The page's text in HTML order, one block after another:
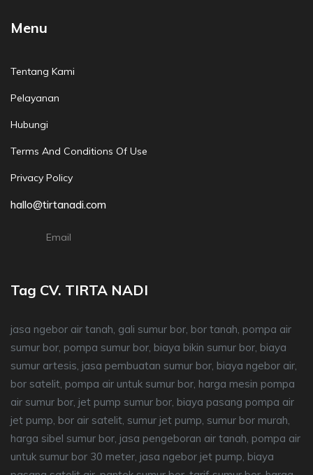
Menu
Tentang Kami
Pelayanan
Hubungi
Terms And Conditions Of Use
Privacy Policy
hallo@tirtanadi.com
Email
Tag CV. TIRTA NADI
jasa ngebor air tanah, gali sumur bor, bor tanah, pompa air
sumur bor, pompa sumur bor, biaya bikin sumur bor, biaya
sumur artesis, jasa pembuatan sumur bor, biaya ngebor air,
bor satelit, pompa air untuk sumur bor, harga mesin pompa
air sumur bor, jet pump sumur bor, biaya pasang pompa air
jet pump, bor air satelit, sumur jet pump, sumur bor murah,
harga sibel sumur bor, jasa pengeboran air tanah, pompa air
untuk sumur bor 30 meter, jasa ngebor jet pump, biaya